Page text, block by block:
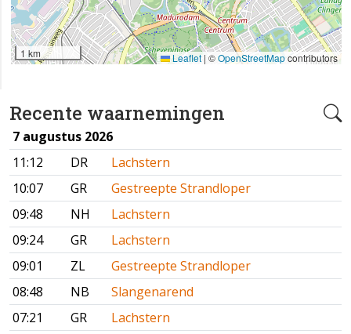
Recente waarnemingen
7 augustus 2026
11:12
DR
Lachstern
10:07
GR
Gestreepte Strandloper
09:48
NH
Lachstern
09:24
GR
Lachstern
09:01
ZL
Gestreepte Strandloper
08:48
NB
Slangenarend
07:21
GR
Lachstern
1 km Leaflet | ©OpenStreetMapcontributors